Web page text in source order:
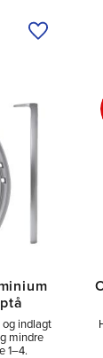
Tilføj til
indlagt
mindre
1–4.